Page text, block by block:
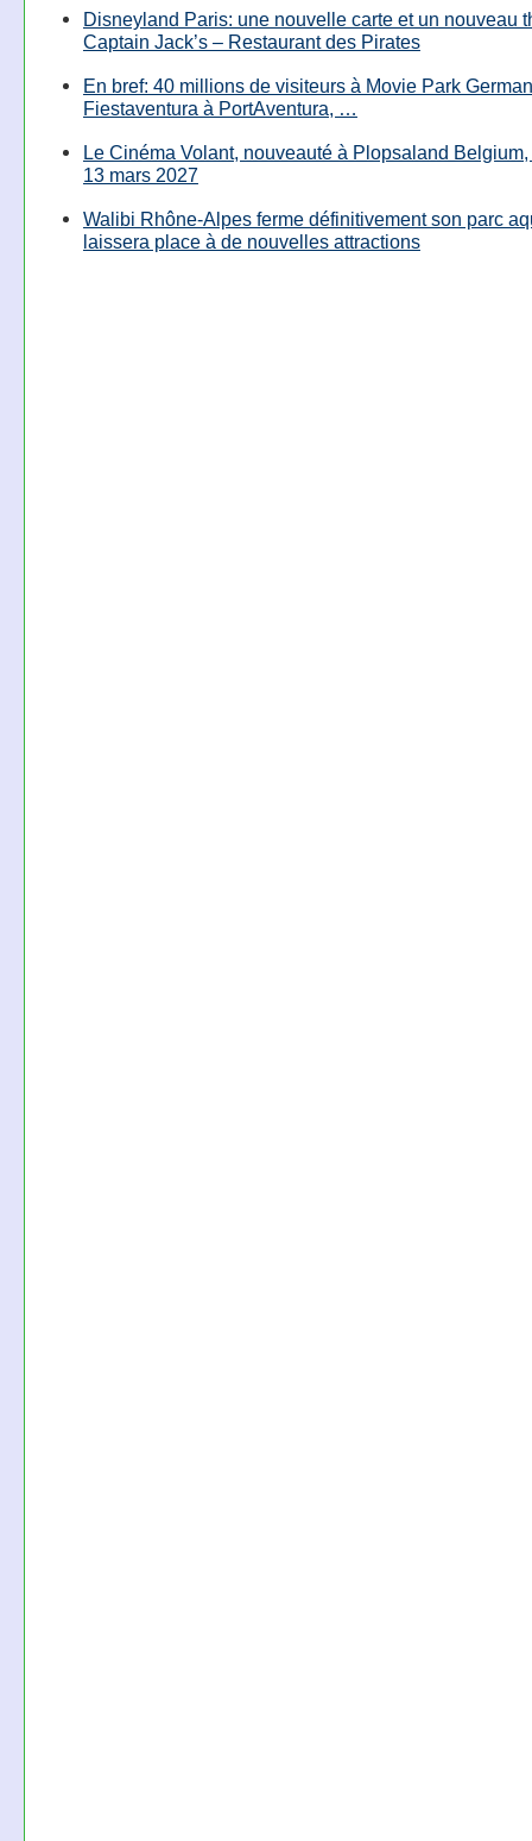
Disneyland Paris: une nouvelle carte et un nouveau
Captain Jack’s – Restaurant des Pirates
En bref: 40 millions de visiteurs à Movie Park
Fiestaventura à PortAventura, …
Le Cinéma Volant, nouveauté à Plopsaland
13 mars 2027
Walibi Rhône-Alpes ferme définitivement son parc
laissera place à de nouvelles attractions